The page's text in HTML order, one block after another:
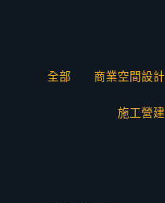
全部 商業空間設計
施工營建